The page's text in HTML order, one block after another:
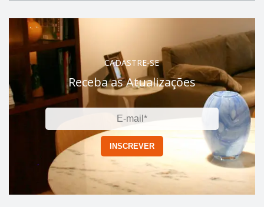
CADASTRE-SE
Receba as Atualizações